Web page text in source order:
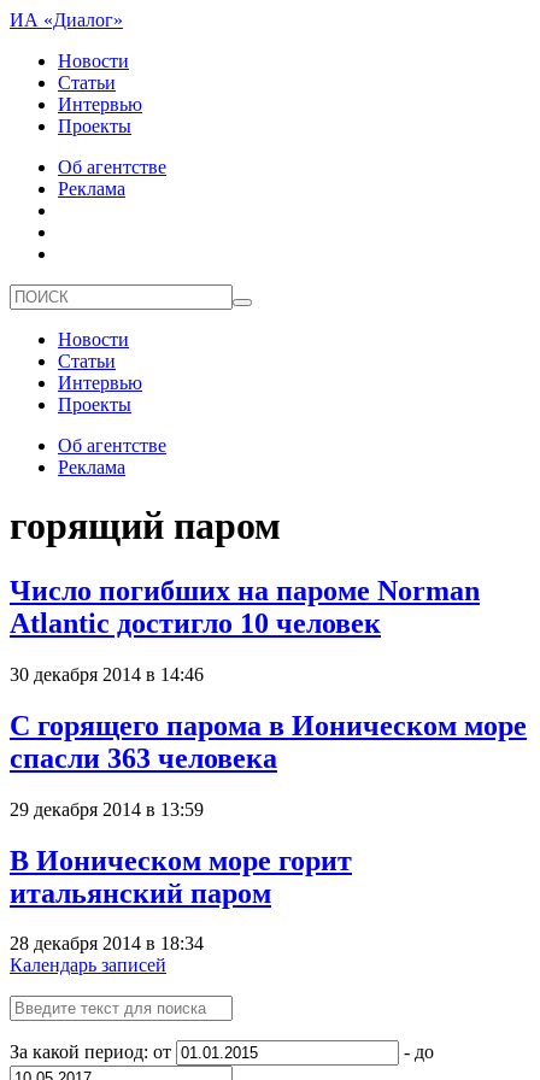
ИА «Диалог»
Новости
Статьи
Интервью
Проекты
Об агентстве
Реклама
Новости
Статьи
Интервью
Проекты
Об агентстве
Реклама
горящий паром
Число погибших на пароме Norman
Atlantic достигло 10 человек
30 декабря 2014 в 14:46
С горящего парома в Ионическом море
спасли 363 человека
29 декабря 2014 в 13:59
В Ионическом море горит
итальянский паром
28 декабря 2014 в 18:34
Календарь записей
За какой период: от - до